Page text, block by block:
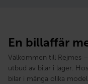
En billaffär
Välkommen till Rejmes
utbud av bilar i lager.
bilar i många olika